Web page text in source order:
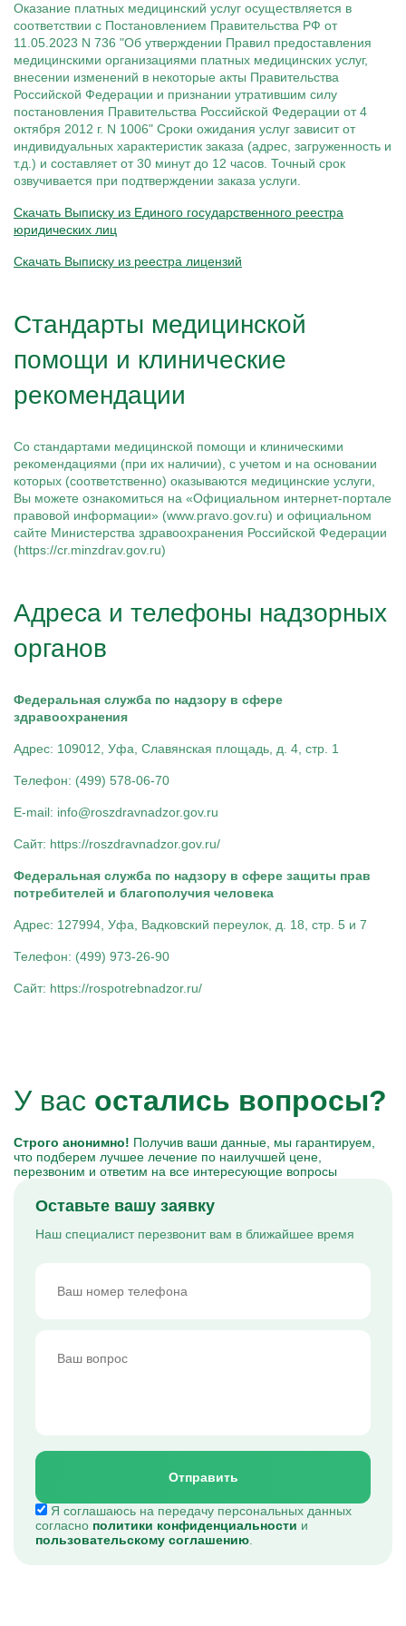
Капельницы Омепразола
Капельницы от панкреатита
Капельницы Панангина
Капельницы Пентоксифиллина
Капельницы Пирацетама
Капельницы Рибоксина
Капельница Реамберина
Капельница Ремаксола
Капельница Цитофлавина
Капельница Гептрала
Капельница Дексаметазона
Капельница железа
Капельница натрия
Капельница с магнием
Капельница Метрогил
Капельница Берлитион
Капельница Глиатилина
Капельница с янтарной кислотой
Капельница Кавинтон
Капельницы «Лаеннек»
Капельница Мексидол
Капельница Глутатион
Капельница Стерофундин изотонический
Капельница Церебролизин
Капельница Мильгамма
Капельница Цефтриаксон
Капельница Ципрофлоксацин
Капельница Рингер
Капельницы при остеопорозе
Капельницы при остеохондрозе
Капельницы при отравлении
Капельница «Антистресс»
Капельница «Комплекс УльтраФеррум»
Капельница «Энергия»
Диагностика компьютерной зависимости
Диагностика созависимости
Диагностика психических расстройств
Диагностика расстройств личности
Кодирование двойной блок
Кодирование вивитрол
Кодирование торпедо
Кодирование Довженко
Кодирование уколом
Кодирование лазером
Лечение алкоголизма
Лечение женского алкоголизма
Лечение мужского алкоголизма
Лечение хронического алкоголизма
Вшивание от алкоголизма
Кодирование Алгоминал
Колме от алкоголизма
Кодирование Эспераль
Вакансии
Юридическая информация
Записаться
Капельница на дому
Адрес
бул. Хадии Давлетшиной, 30
Время работы
Поддержка 24/7
7 (800) 707-93-05
Оказание платных медицинский услуг осуществляется в
соответствии с Постановлением Правительства РФ от
11.05.2023 N 736 "Об утверждении Правил предоставления
медицинскими организациями платных медицинских услуг,
внесении изменений в некоторые акты Правительства
Российской Федерации и признании утратившим силу
постановления Правительства Российской Федерации от 4
октября 2012 г. N 1006" Сроки ожидания услуг зависит от
индивидуальных характеристик заказа (адрес, загруженность и
т.д.) и составляет от 30 минут до 12 часов. Точный срок
озвучивается при подтверждении заказа услуги.
Скачать Выписку из Единого государственного реестра
юридических лиц
Скачать Выписку из реестра лицензий
Стандарты медицинской
помощи и клинические
рекомендации
Со стандартами медицинской помощи и клиническими
рекомендациями (при их наличии), с учетом и на основании
которых (соответственно) оказываются медицинские услуги,
Вы можете ознакомиться на «Официальном интернет-портале
правовой информации» (www.pravo.gov.ru) и официальном
сайте Министерства здравоохранения Российской Федерации
(https://cr.minzdrav.gov.ru)
Адреса и телефоны надзорных
органов
Федеральная служба по надзору в сфере
здравоохранения
Адрес: 109012, Уфа, Славянская площадь, д. 4, стр. 1
Телефон: (499) 578-06-70
E-mail: info@roszdravnadzor.gov.ru
Сайт: https://roszdravnadzor.gov.ru/
Федеральная служба по надзору в сфере защиты прав
потребителей и благополучия человека
Адрес: 127994, Уфа, Вадковский переулок, д. 18, стр. 5 и 7
Телефон: (499) 973-26-90
Сайт: https://rospotrebnadzor.ru/
У вас остались вопросы?
Строго анонимно! Получив ваши данные, мы гарантируем,
что подберем лучшее лечение по наилучшей цене,
перезвоним и ответим на все интересующие вопросы
Оставьте вашу заявку
Наш специалист перезвонит вам в ближайшее время
Отправить
Я соглашаюсь на передачу персональных данных
согласно политики конфиденциальности и
пользовательскому соглашению